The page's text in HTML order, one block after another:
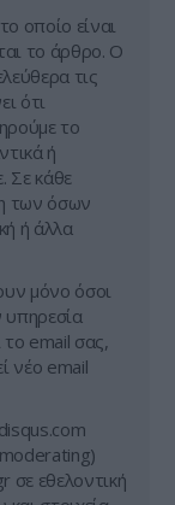
οποίο είναι
το άρθρο. Ο
τις
ότι
το
ή
Σε κάθε
των όσων
ή άλλα
μόνο όσοι
υπηρεσία
το email σας,
νέο email
εθελοντική